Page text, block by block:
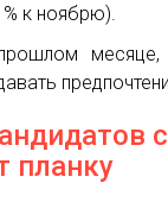
к ноябрю).
месяце,
планку